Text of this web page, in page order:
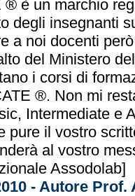
® è un marchio
degli insegnanti
a noi docenti
del Ministero
i corsi di
®. Non mi
Intermediate e
pure il vostro
al vostro
Assodolab]
- Autore